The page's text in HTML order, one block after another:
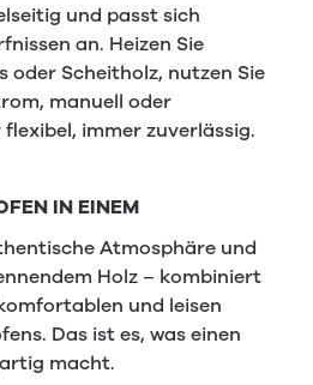
und passt sich
an. Heizen Sie
oder Scheitholz, nutzen Sie
manuell oder
immer zuverlässig.
IN EINEM
Atmosphäre und
Holz – kombiniert
und leisen
Das ist es, was einen
macht.